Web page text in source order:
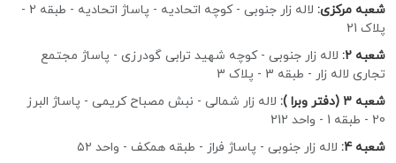
شعبه مرکزی:
لاله زار جنوبی - کوچه اتحادیه - پاساژ اتحادیه - طبقه 2 -
پلاک 21
شعبه 2:
لاله زار جنوبی - کوچه شهید ترابی گودرزی - پاساژ مجتمع
تجاری لاله زار - طبقه 3 - پلاک 3
شعبه 3 (دفتر وبرا ):
لاله زار شمالی - نبش مصباح کریمی - پاساژ البرز
20 - طبقه 1 - واحد 212
شعبه 4:
لاله زار جنوبی - پاساژ فراز - طبقه همکف - واحد ۵۲